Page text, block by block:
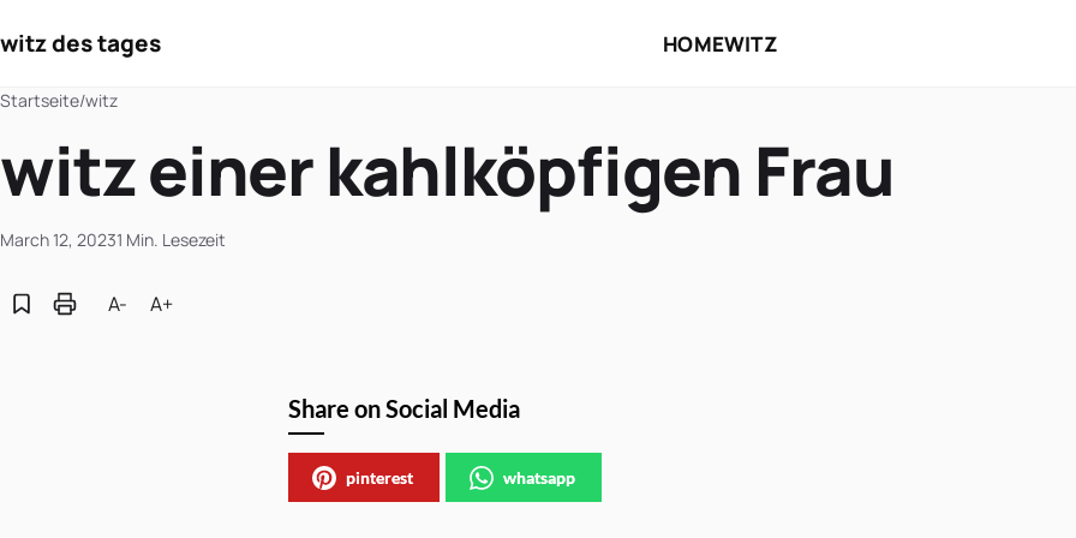
witz des tages HOMEWITZ
Startseite/witz
witz einer kahlköpfigen Frau
March 12, 20231 Min. Lesezeit
A- A+
Share on Social Media
pinterest whatsapp